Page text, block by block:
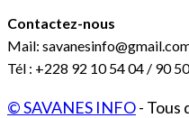
Contactez-nous
Mail:
Tél : +228 92 10 54 04 / 90
© SAVANES INFO- Tous